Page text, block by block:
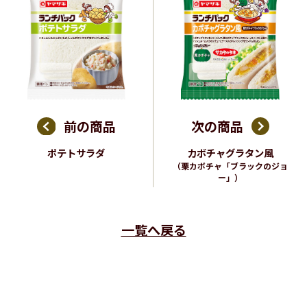
前の商品
ポテトサラダ
一覧へ戻る
次の商品
カボチャグラタン風
（栗カボチャ「ブラックのジョ
ー」）